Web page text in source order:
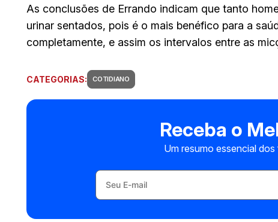
As conclusões de Errando indicam que tanto
urinar sentados, pois é o mais benéfico para a
completamente, e assim os intervalos entre as
CATEGORIAS: COTIDIANO
Receba o
Um resumo essencial